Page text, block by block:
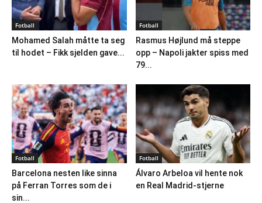
Fotball
Mohamed Salah måtte ta seg
til hodet – Fikk sjelden gave...
Fotball
Rasmus Højlund må steppe
opp – Napoli jakter spiss med
79...
Fotball
Barcelona nesten like sinna
på Ferran Torres som de i
sin...
Fotball
Álvaro Arbeloa vil hente nok
en Real Madrid-stjerne